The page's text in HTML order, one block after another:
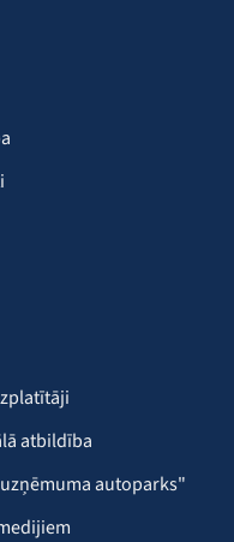
atbildība
autoparks"